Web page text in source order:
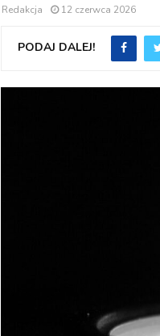
Redakcja 12 czerwca 2026
PODAJ DALEJ!